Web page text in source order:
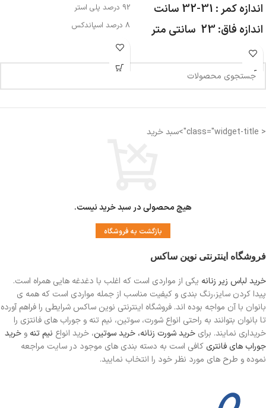
اندازه کمر : 31-32 سانت
اندازه فاق: 23 سانتی متر
92 درصد پلی استر
8 درصد اسپاندکس
< class="widget-title">سبد خرید
هیچ محصولی در سبد خرید نیست.
بازگشت به فروشگاه
فروشگاه اینترنتی نوین ساکس
خرید لباس زیر زنانه یکی از مواردی است که اغلب با دغدغه هایی همراه است.
پیدا کردن سایز،رنگ بندی و کیفیت مناسب از جمله مواردی است که همه ی
بانوان با آن مواجه بوده اند. فروشگاه اینترنتی نوین ساکس شرایطی را فراهم آورده
تا بانوان بتوانند به راحتی انواع شورت، سوتین، نیم تنه و جوراب های فانتزی را
خریداری نمایند. برای خرید شورت زنانه، خرید سوتین، خرید انواع نیم تنه و خرید
جوراب های فانتری کافی است به دسته بندی های موجود در سایت مراجعه
نموده و طرح های مورد نظر خود را انتخاب نمایید.